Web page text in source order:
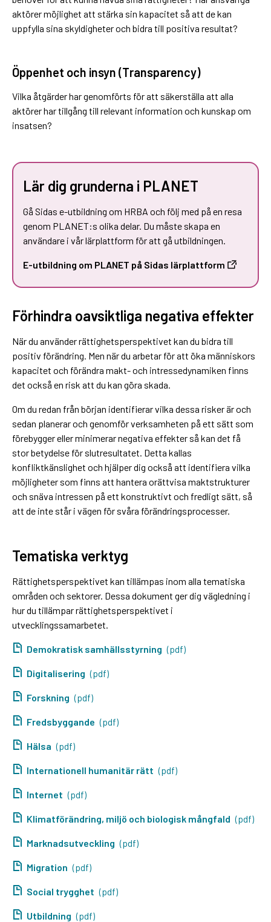
aktörer möjlighet att stärka sin kapacitet så att de kan
uppfylla sina skyldigheter och bidra till positiva resultat?
Öppenhet och insyn (Transparency)
Vilka åtgärder har genomförts för att säkerställa att alla
aktörer har tillgång till relevant information och kunskap om
insatsen?
Lär dig grunderna i PLANET
Gå Sidas e-utbildning om HRBA och följ med på en resa
genom PLANET:s olika delar. Du måste skapa en
användare i vår lärplattform för att gå utbildningen.
E-utbildning om PLANET på Sidas lärplattform
Förhindra oavsiktliga negativa effekter
När du använder rättighetsperspektivet kan du bidra till
positiv förändring. Men när du arbetar för att öka människors
kapacitet och förändra makt- och intressedynamiken finns
det också en risk att du kan göra skada.
Om du redan från början identifierar vilka dessa risker är och
sedan planerar och genomför verksamheten på ett sätt som
förebygger eller minimerar negativa effekter så kan det få
stor betydelse för slutresultatet. Detta kallas
konfliktkänslighet och hjälper dig också att identifiera vilka
möjligheter som finns att hantera orättvisa maktstrukturer
och snäva intressen på ett konstruktivt och fredligt sätt, så
att de inte står i vägen för svåra förändringsprocesser.
Tematiska verktyg
Rättighetsperspektivet kan tillämpas inom alla tematiska
områden och sektorer. Dessa dokument ger dig vägledning i
hur du tillämpar rättighetsperspektivet i
utvecklingssamarbetet.
Demokratisk samhällsstyrning (pdf)
Digitalisering (pdf)
Forskning (pdf)
Fredsbyggande (pdf)
Hälsa (pdf)
Internationell humanitär rätt (pdf)
Internet (pdf)
Klimatförändring, miljö och biologisk mångfald (pdf)
Marknadsutveckling (pdf)
Migration (pdf)
Social trygghet (pdf)
Utbildning (pdf)